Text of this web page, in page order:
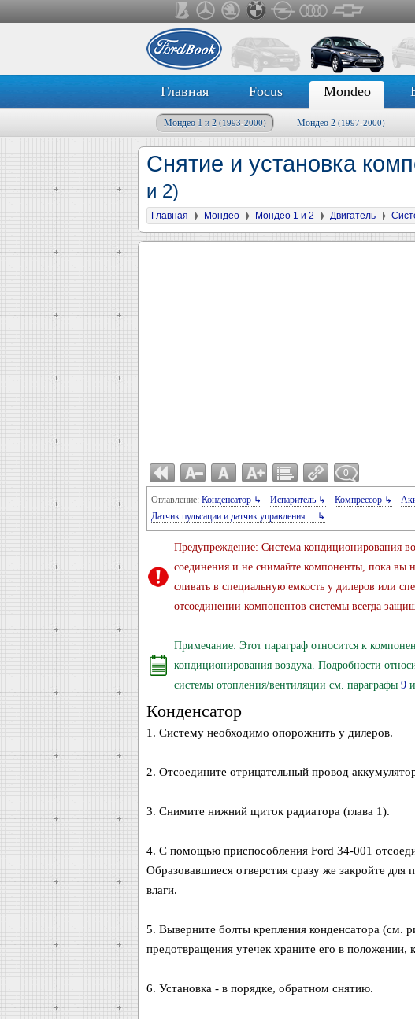
Главная Focus Mondeo
Мондео 1 и 2 (1993-2000) Мондео 2 (1997-2000)
Снятие и установка
и 2)
Главная Мондео Мондео 1 и 2 Двигатель
0
Оглавление: Конденсатор ↳ Испаритель ↳ Компрессор ↳
Датчик пульсации и датчик управления… ↳
Предупреждение: Система кондиционирования
соединения и не снимайте компоненты, пока вы
сливать в специальную емкость у дилеров или
отсоединении компонентов системы всегда
Примечание: Этот параграф относится к
кондиционирования воздуха. Подробности
системы отопления/вентиляции см. параграфы 9и
Конденсатор
1. Систему необходимо опорожнить у дилеров.
2. Отсоедините отрицательный провод
3. Снимите нижний щиток радиатора (глава 1).
4. С помощью приспособления Ford 34-001
Образовавшиеся отверстия сразу же закройте
влаги.
5. Выверните болты крепления конденсатора (см.
предотвращения утечек храните его в положении,
6. Установка - в порядке, обратном снятию.